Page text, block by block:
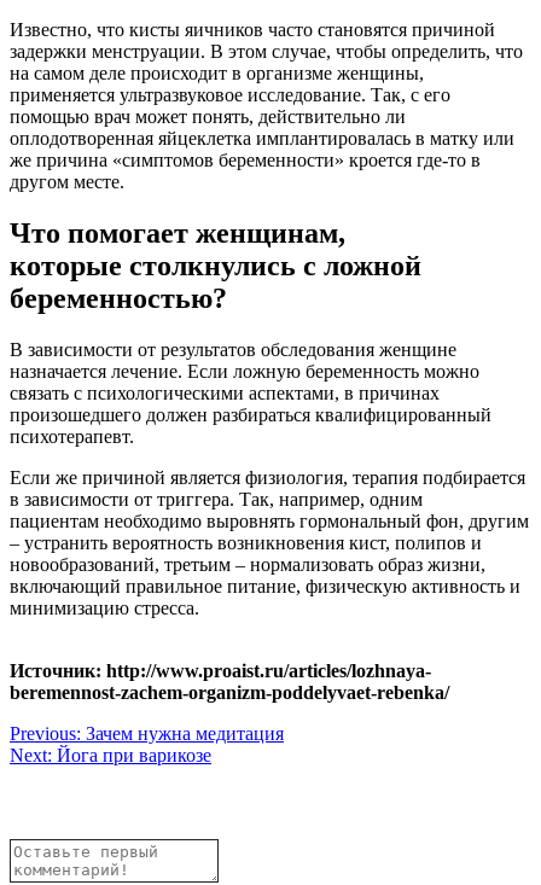
Известно, что кисты яичников часто становятся причиной
задержки менструации. В этом случае, чтобы определить, что
на самом деле происходит в организме женщины,
применяется ультразвуковое исследование. Так, с его
помощью врач может понять, действительно ли
оплодотворенная яйцеклетка имплантировалась в матку или
же причина «симптомов беременности» кроется где-то в
другом месте.
Что помогает женщинам,
которые столкнулись с ложной
беременностью?
В зависимости от результатов обследования женщине
назначается лечение. Если ложную беременность можно
связать с психологическими аспектами, в причинах
произошедшего должен разбираться квалифицированный
психотерапевт.
Если же причиной является физиология, терапия подбирается
в зависимости от триггера. Так, например, одним
пациентам необходимо выровнять гормональный фон, другим
– устранить вероятность возникновения кист, полипов и
новообразований, третьим – нормализовать образ жизни,
включающий правильное питание, физическую активность и
минимизацию стресса.
Источник: http://www.proaist.ru/articles/lozhnaya-
beremennost-zachem-organizm-poddelyvaet-rebenka/
Навигация
по
Previous: Зачем нужна медитация
Next: Йога при варикозе